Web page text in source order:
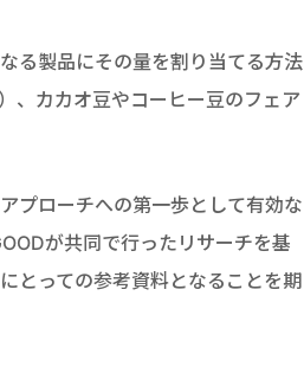
る製品にその量を割り当てる方法
、カカオ豆やコーヒー豆のフェア
プローチへの第一歩として有効な
が共同で行ったリサーチを基
とっての参考資料となることを期